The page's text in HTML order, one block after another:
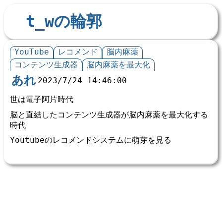
t_wの輪郭
YouTube レコメンド
脳内麻薬
コンテンツ生成器
脳内麻薬を最大化
あれ 2023/7/24 14:46:00
世は電子阿片時代
脳と直結したコンテンツ生成器が脳内麻薬を最大化する
時代
Youtubeのレコメンドシステムに萌芽を見る